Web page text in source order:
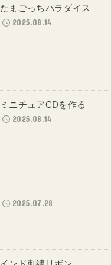
たまごっちパラダイス
2025.08.14
ミニチュアCDを作る
2025.08.14
2025.07.28